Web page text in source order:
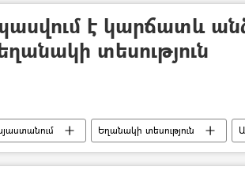
է կարճատև
տեսություն
Եղանակի տեսություն